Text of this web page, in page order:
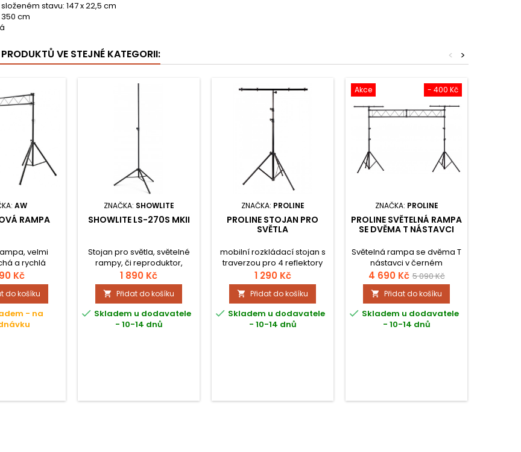
stavu: 147 x 22,5 cm
cm
VE STEJNÉ KATEGORII: >
<
AW
RAMPA
velmi
a rychlá
díl
mobilní
mobilní
rozšiřitelný
hliník, max.
Kč
do košíku
- na
ZNAČKA: SHOWLITE
SHOWLITE LS-270S MKII
Stojan pro světla, světelné
rampy, či reproduktor,
výška 160 - 270 cm, nosnost
50 kg, průměr trubky 35 mm,
délka ve složeném stavu
144 cm.
1 890 Kč
 Přidat do košíku
 Skladem u dodavatele
- 10-14 dnů
ZNAČKA: PROLINE
PROLINE STOJAN PRO
SVĚTLA
mobilní rozkládací stojan s
traverzou pro 4 reflektory
1 290 Kč
 Přidat do košíku
 Skladem u dodavatele
- 10-14 dnů
- 400 Kč
Akce
ZNAČKA: PROLINE
PROLINE SVĚTELNÁ RAMPA
SE DVĚMA T NÁSTAVCI
Světelná rampa se dvěma T
nástavci v černém
provedení, ideální pro
světelnou a efektovou
techniku ​​(světelné efekty,
mlhostroje atd.). Maximální
nosnost tohoto systému je
75 kg a výška je nastavitelná
4 690 Kč 5 090 Kč
 Přidat do košíku
 Skladem u dodavatele
- 10-14 dnů